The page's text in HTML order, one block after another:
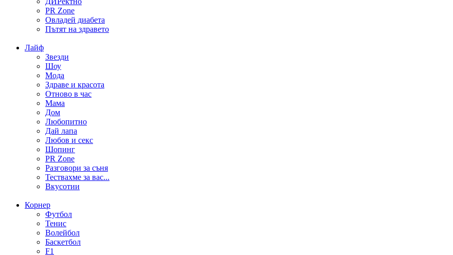
PR Zone
Овладей диабета
Пътят на здравето
Лайф
Звезди
Шоу
Мода
Здраве и красота
Отново в час
Мама
Дом
Любопитно
Дай лапа
Любов и секс
Шопинг
PR Zone
Разговори за съня
Тествахме за вас...
Вкусотии
Корнер
Футбол
Тенис
Волейбол
Баскетбол
F1